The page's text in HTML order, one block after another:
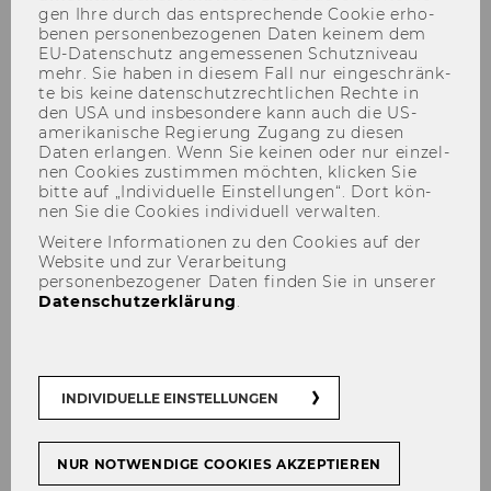
LECTURE SERIES: MONETARY
POLICY AND THE FINANCIAL
SECTOR (MPFS)
15. März 2022
"De­cen­tra­li­zed Fi­nan­ce" Alek­san­der
Berent­sen (Pro­fes­sor of Eco­no­mics at
gen Ihre durch das ent­spre­chen­de Coo­kie er­ho­
be­nen per­so­nen­be­zo­ge­nen Daten kei­nem dem
EU-​Datenschutz an­ge­mes­se­nen Schutz­ni­veau
mehr. Sie haben in die­sem Fall nur ein­ge­schränk­
te bis keine da­ten­schutz­recht­li­chen Rech­te in
den USA und ins­be­son­de­re kann auch die US-​
amerikanische Re­gie­rung Zu­gang zu die­sen
Daten er­lan­gen. Wenn Sie kei­nen oder nur ein­zel­
nen Coo­kies zu­stim­men möch­ten, kli­cken Sie
bitte auf „In­di­vi­du­el­le Ein­stel­lun­gen“. Dort kön­
nen Sie die Coo­kies in­di­vi­du­ell ver­wal­ten.
Weitere Informationen zu den Cookies auf der
Website und zur Verarbeitung
personenbezogener Daten finden Sie in unserer
Datenschutzerklärung
INDIVIDUELLE EINSTELLUNGEN
NUR NOTWENDIGE COOKIES AKZEPTIEREN